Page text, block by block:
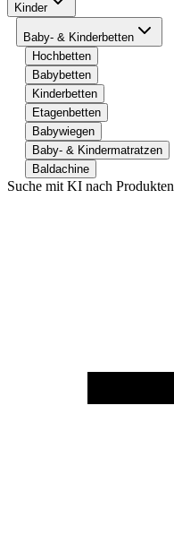
Kinder
Baby- & Kinderbetten
Hochbetten
Babybetten
Kinderbetten
Etagenbetten
Babywiegen
Baby- & Kindermatratzen
Baldachine
Suche mit KI nach Produkten